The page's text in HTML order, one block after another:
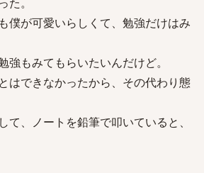
僕が可愛いらしくて、勉強だけはみ
強もみてもらいたいんだけど。
はできなかったから、その代わり態
て、ノートを鉛筆で叩いていると、